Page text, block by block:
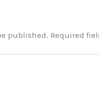
published. Required